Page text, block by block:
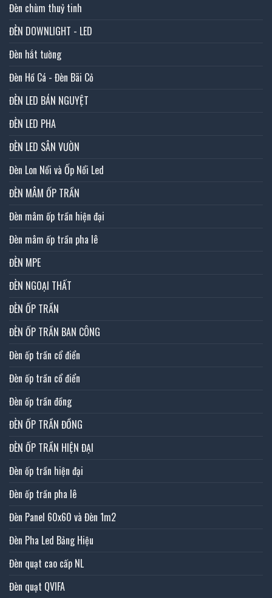
Đèn chùm thuỷ tinh
ĐÈN DOWNLIGHT - LED
Đèn hắt tường
Đèn Hồ Cá - Đèn Bãi Cỏ
ĐÈN LED BÁN NGUYỆT
ĐÈN LED PHA
ĐÈN LED SÂN VƯỜN
Đèn Lon Nổi và Ốp Nổi Led
ĐÈN MÂM ỐP TRẦN
Đèn mâm ốp trần hiện đại
Đèn mâm ốp trần pha lê
ĐÈN MPE
ĐÈN NGOẠI THẤT
ĐÈN ỐP TRẦN
ĐÈN ỐP TRẦN BAN CÔNG
Đèn ốp trần cổ điển
Đèn ốp trần cổ điển
Đèn ốp trần đồng
ĐÈN ỐP TRẦN ĐỒNG
ĐÈN ỐP TRẦN HIỆN ĐẠI
Đèn ốp trần hiện đại
Đèn ốp trần pha lê
Đèn Panel 60x60 và Đèn 1m2
Đèn Pha Led Bảng Hiệu
Đèn quạt cao cấp NL
Đèn quạt QVIFA